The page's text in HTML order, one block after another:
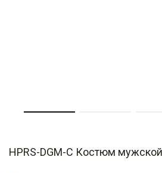
HPRS-DGM-C Костюм